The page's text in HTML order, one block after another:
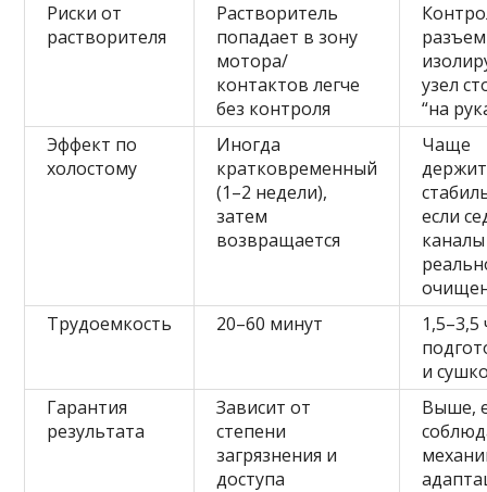
Риски от
растворителя
Растворитель
попадает в зону
мотора/
контактов легче
без контроля
узел
“на
Эффект по
холостому
Иногда
кратковременный
(1–2 недели),
затем
возвращается
Чаще
если
каналы
Трудоемкость
20–60 минут
1,5–3,5
и
Гарантия
результата
Зависит от
степени
загрязнения и
доступа
Выше,